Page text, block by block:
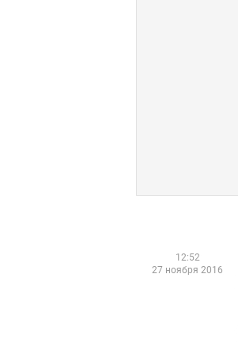
12:52
27 ноября 2016